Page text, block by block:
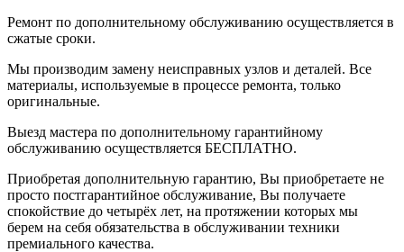
Ремонт по дополнительному обслуживанию осуществляется в
сжатые сроки.
Мы производим замену неисправных узлов и деталей. Все
материалы, используемые в процессе ремонта, только
оригинальные.
Выезд мастера по дополнительному гарантийному
обслуживанию осуществляется БЕСПЛАТНО.
Приобретая дополнительную гарантию, Вы приобретаете не
просто постгарантийное обслуживание, Вы получаете
спокойствие до четырёх лет, на протяжении которых мы
берем на себя обязательства в обслуживании техники
премиального качества.